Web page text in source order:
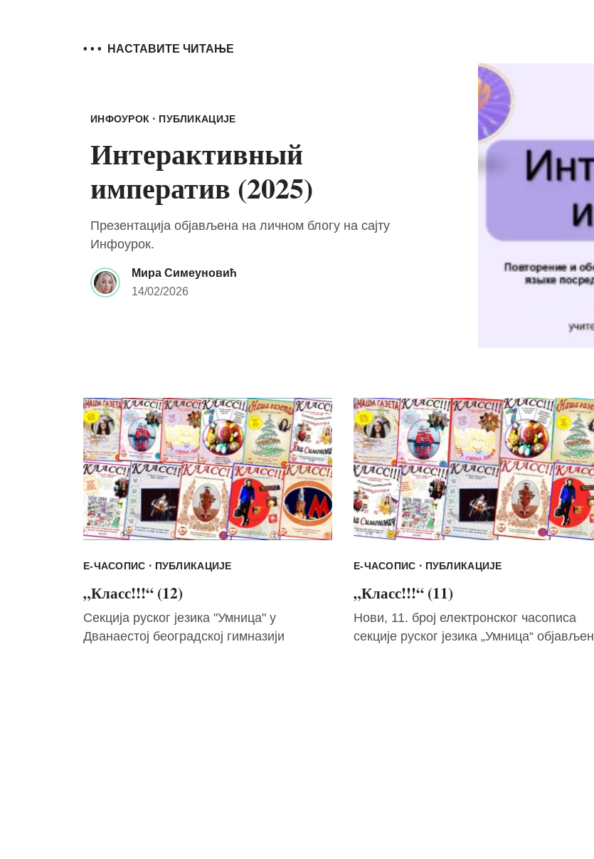
• • • НАСТАВИТЕ ЧИТАЊЕ
ИНФОУРОК · ПУБЛИКАЦИЈЕ
Интерактивный
императив (2025)
Презентација објављена на личном блогу на сајту
Инфоурок.
Мира Симеуновић
14/02/2026
Е-ЧАСОПИС · ПУБЛИКАЦИЈЕ
„Класс!!!“ (12)
Секција руског језика "Умница" у
Дванаестој београдској гимназији
Е-ЧАСОПИС · ПУБЛИКАЦИЈЕ
„Класс!!!“ (11)
Нови, 11. број електронског часописа
секције руског језика „Умница“ објављен